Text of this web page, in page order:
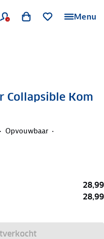
Menu
Collapsible Kom
Opvouwbaar
28,99
28,99